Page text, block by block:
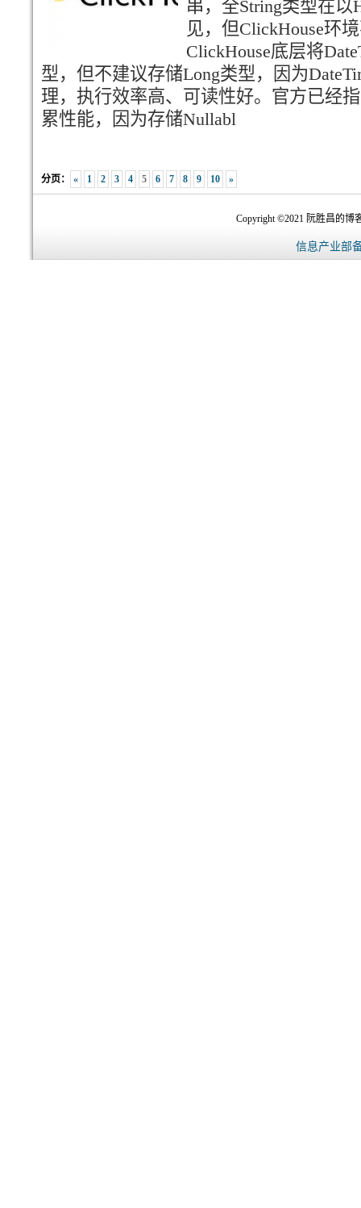
串，全String类型在
见，但ClickHouse环
ClickHouse底层将
型，但不建议存储Long类型，因为
理，执行效率高、可读性好。官方已经
累性能，因为存储Nullabl
分页： « 1 2 3 4 5 6 7 8 9 10 »
Copyright ©2021 阮胜昌的博
信息产业部